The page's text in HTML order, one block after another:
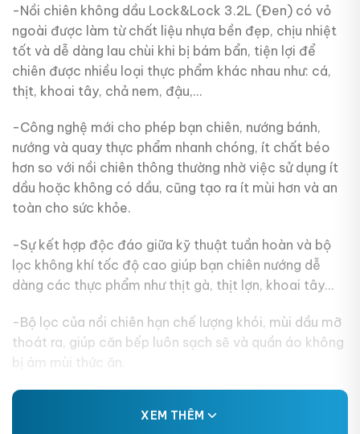
-Nồi chiên không dầu Lock&Lock 3.2L (Đen) có vỏ
ngoài được làm từ chất liệu nhựa bền đẹp, chịu nhiệt
tốt và dễ dàng lau chùi khi bị bám bẩn, tiện lợi để
chiên được nhiều loại thực phẩm khác nhau như: cá,
thịt, khoai tây, chả nem, đậu,…
-Công nghệ mới cho phép bạn chiên, nướng bánh,
nướng và quay thực phẩm nhanh chóng, ít chất béo
hơn so với nồi chiên thông thường nhờ việc sử dụng ít
dầu hoặc không có dầu, cũng tạo ra ít mùi hơn và an
toàn cho sức khỏe.
-Sự kết hợp độc đáo giữa kỹ thuật tuần hoàn và bộ
lọc không khí tốc độ cao giúp bạn chiên nướng dễ
dàng các thực phẩm như thịt gà, thịt lợn, khoai tây…
-Bộ lọc của nồi chiên hạn chế lượng khói, mùi dầu mỡ
thoát ra, giúp căn bếp luôn sạch sẽ và quần áo không
bị ám mùi thức ăn.
XEM THÊM